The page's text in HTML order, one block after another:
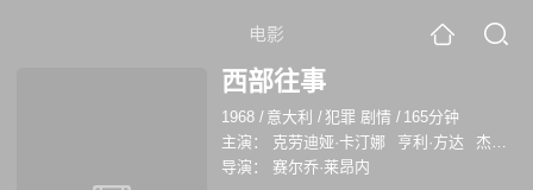
电影
西部往事
1968 / 意大利 /犯罪 剧情 / 165分钟
主演：
克劳迪娅·卡汀娜 亨利·方达
杰森·罗巴兹
导演：
赛尔乔·莱昂内